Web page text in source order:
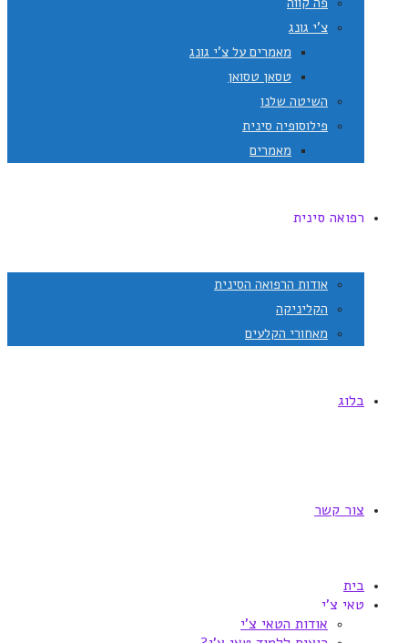
צ'י גונג
מאמרים על צ'י גונג
טסאן טסואן
השיטה שלנו
פילוסופיה סינית
מאמרים
רפואה סינית
אודות הרפואה הסינית
הקליניקה
מאחורי הקלעים
בלוג
צור קשר
בית
טאי צ'י
אודות הטאי צ'י